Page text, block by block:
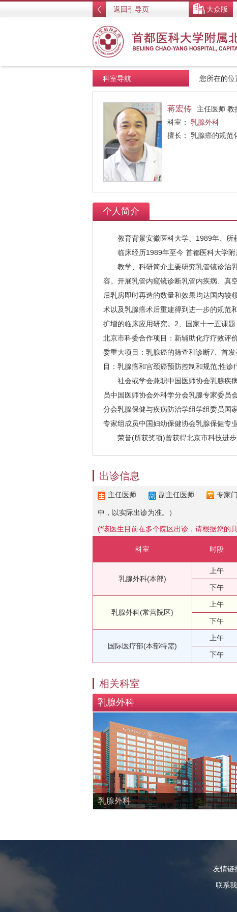
返回引导页 大众版
您所在的位
科室导航
蒋宏传
主任医师 教
科室： 乳腺外科
擅长： 乳腺癌的规范
个人简介
教育背景安徽医科大学、1989年、所
临床经历1989年至今 首都医科大学附
教学、科研简介主要研究乳管镜诊治乳
容。开展乳管内窥镜诊断乳管内疾病、真
后乳房即时再造的数量和效果均达国内较
术以及乳腺癌术后重建得到进一步的规范
扩增的临床应用研究。2、国家十一五课
北京市科委合作项目：新辅助化疗疗效评
委重大项目：乳腺癌的筛查和诊断7、首
目：乳腺癌和宫颈癌预防控制和规范;性
社会或学会兼职中国医师协会乳腺疾病
员中国医师协会外科学分会乳腺专家委员
分会乳腺保健与疾病防治学组学组委员国
专家组成员中国妇幼保健协会乳腺保健专
荣誉(所获奖项)曾获得北京市科技进步
出诊信息
主任医师 副主任医师 专家
中，以实际出诊为准。）
(*该医生目前在多个院区出诊，请根据您的
科室 时段
乳腺外科(本部)
上午
下午
乳腺外科(常营院区)
上午
下午
国际医疗部(本部特需)
上午
下午
相关科室
乳腺外科
乳腺外科
友情
联系